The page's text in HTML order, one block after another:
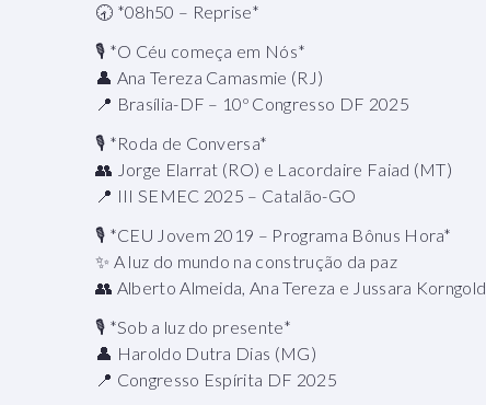
🕣 *08h50 – Reprise*
🎙 *O Céu começa em Nós*
👤 Ana Tereza Camasmie (RJ)
📍 Brasília-DF – 10º Congresso DF 2025
🎙 *Roda de Conversa*
👥 Jorge Elarrat (RO) e Lacordaire Faiad (MT)
📍 III SEMEC 2025 – Catalão-GO
🎙 *CEU Jovem 2019 – Programa Bônus Hora*
✨ A luz do mundo na construção da paz
👥 Alberto Almeida, Ana Tereza e Jussara Korngold
🎙 *Sob a luz do presente*
👤 Haroldo Dutra Dias (MG)
📍 Congresso Espírita DF 2025